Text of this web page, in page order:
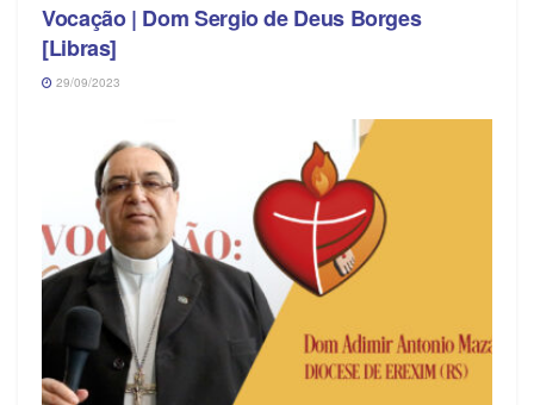
Vocação | Dom Sergio de Deus Borges
[Libras]
29/09/2023